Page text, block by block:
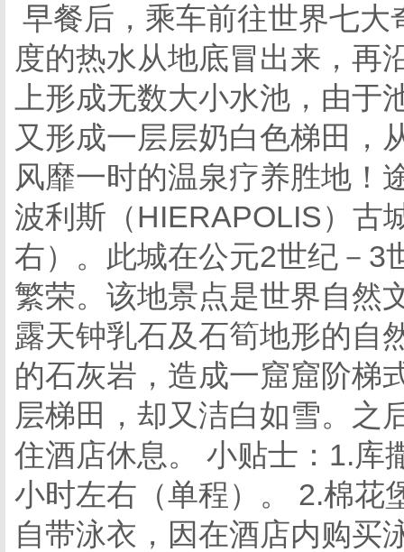
早餐后，乘车前往世界七
度的热水从地底冒出来，再
上形成无数大小水池，由
又形成一层层奶白色梯田，
风靡一时的温泉疗养胜地！
波利斯（HIERAPOLIS）古
右）。此城在公元2世纪－3
繁荣。该地景点是世界自然
露天钟乳石及石筍地形的自
的石灰岩，造成一窟窟阶梯
层梯田，却又洁白如雪。之
住酒店休息。 小贴士：1.库
小时左右（单程）。 2.棉花
自带泳衣，因在酒店内购买